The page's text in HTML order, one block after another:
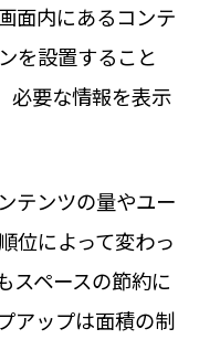
面内にあるコンテ
を設置すること
必要な情報を表示
テンツの量やユー
位によって変わっ
スペースの節約に
アップは面積の制